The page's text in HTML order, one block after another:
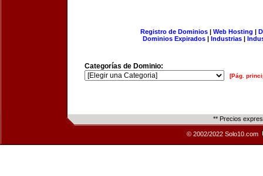
Registro de Dominios| Web Hosting |
Dominios Expirados | Industrias |
Categorías de Dominio:
[Pág.
** Precios
© 2002/2022 Solo10.com